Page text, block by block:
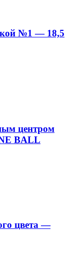
№1 — 18,5
центром
BALL
цвета —